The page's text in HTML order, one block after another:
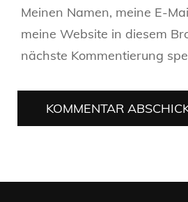
Meinen Namen, meine E-
meine Website in diesem
nächste Kommentierung